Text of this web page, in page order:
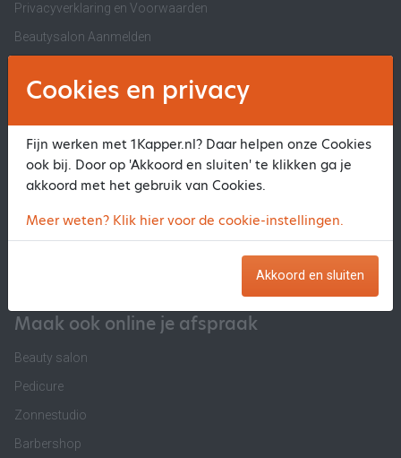
Privacyverklaring en Voorwaarden
Beautysalon Aanmelden
Informatie
Software voor Kapsalon
Software voor Barber
Software voor Beautysalon
Stoelverhuur
Maak ook online je afspraak
Beauty salon
Pedicure
Zonnestudio
Barbershop
Cookies en privacy
Fijn werken met 1Kapper.nl? Daar helpen onze Cookies
ook bij. Door op 'Akkoord en sluiten' te klikken ga je
akkoord met het gebruik van Cookies.
Meer weten? Klik hier voor de cookie-instellingen.
Akkoord en sluiten